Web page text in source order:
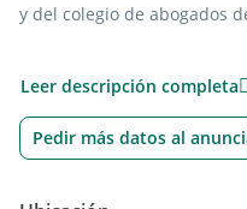
y del colegio de abogados
frente.
La unidad es de
de 50m2 aproximadamente
estacionar una moto.
Leer descripción completa
Pedir más datos al